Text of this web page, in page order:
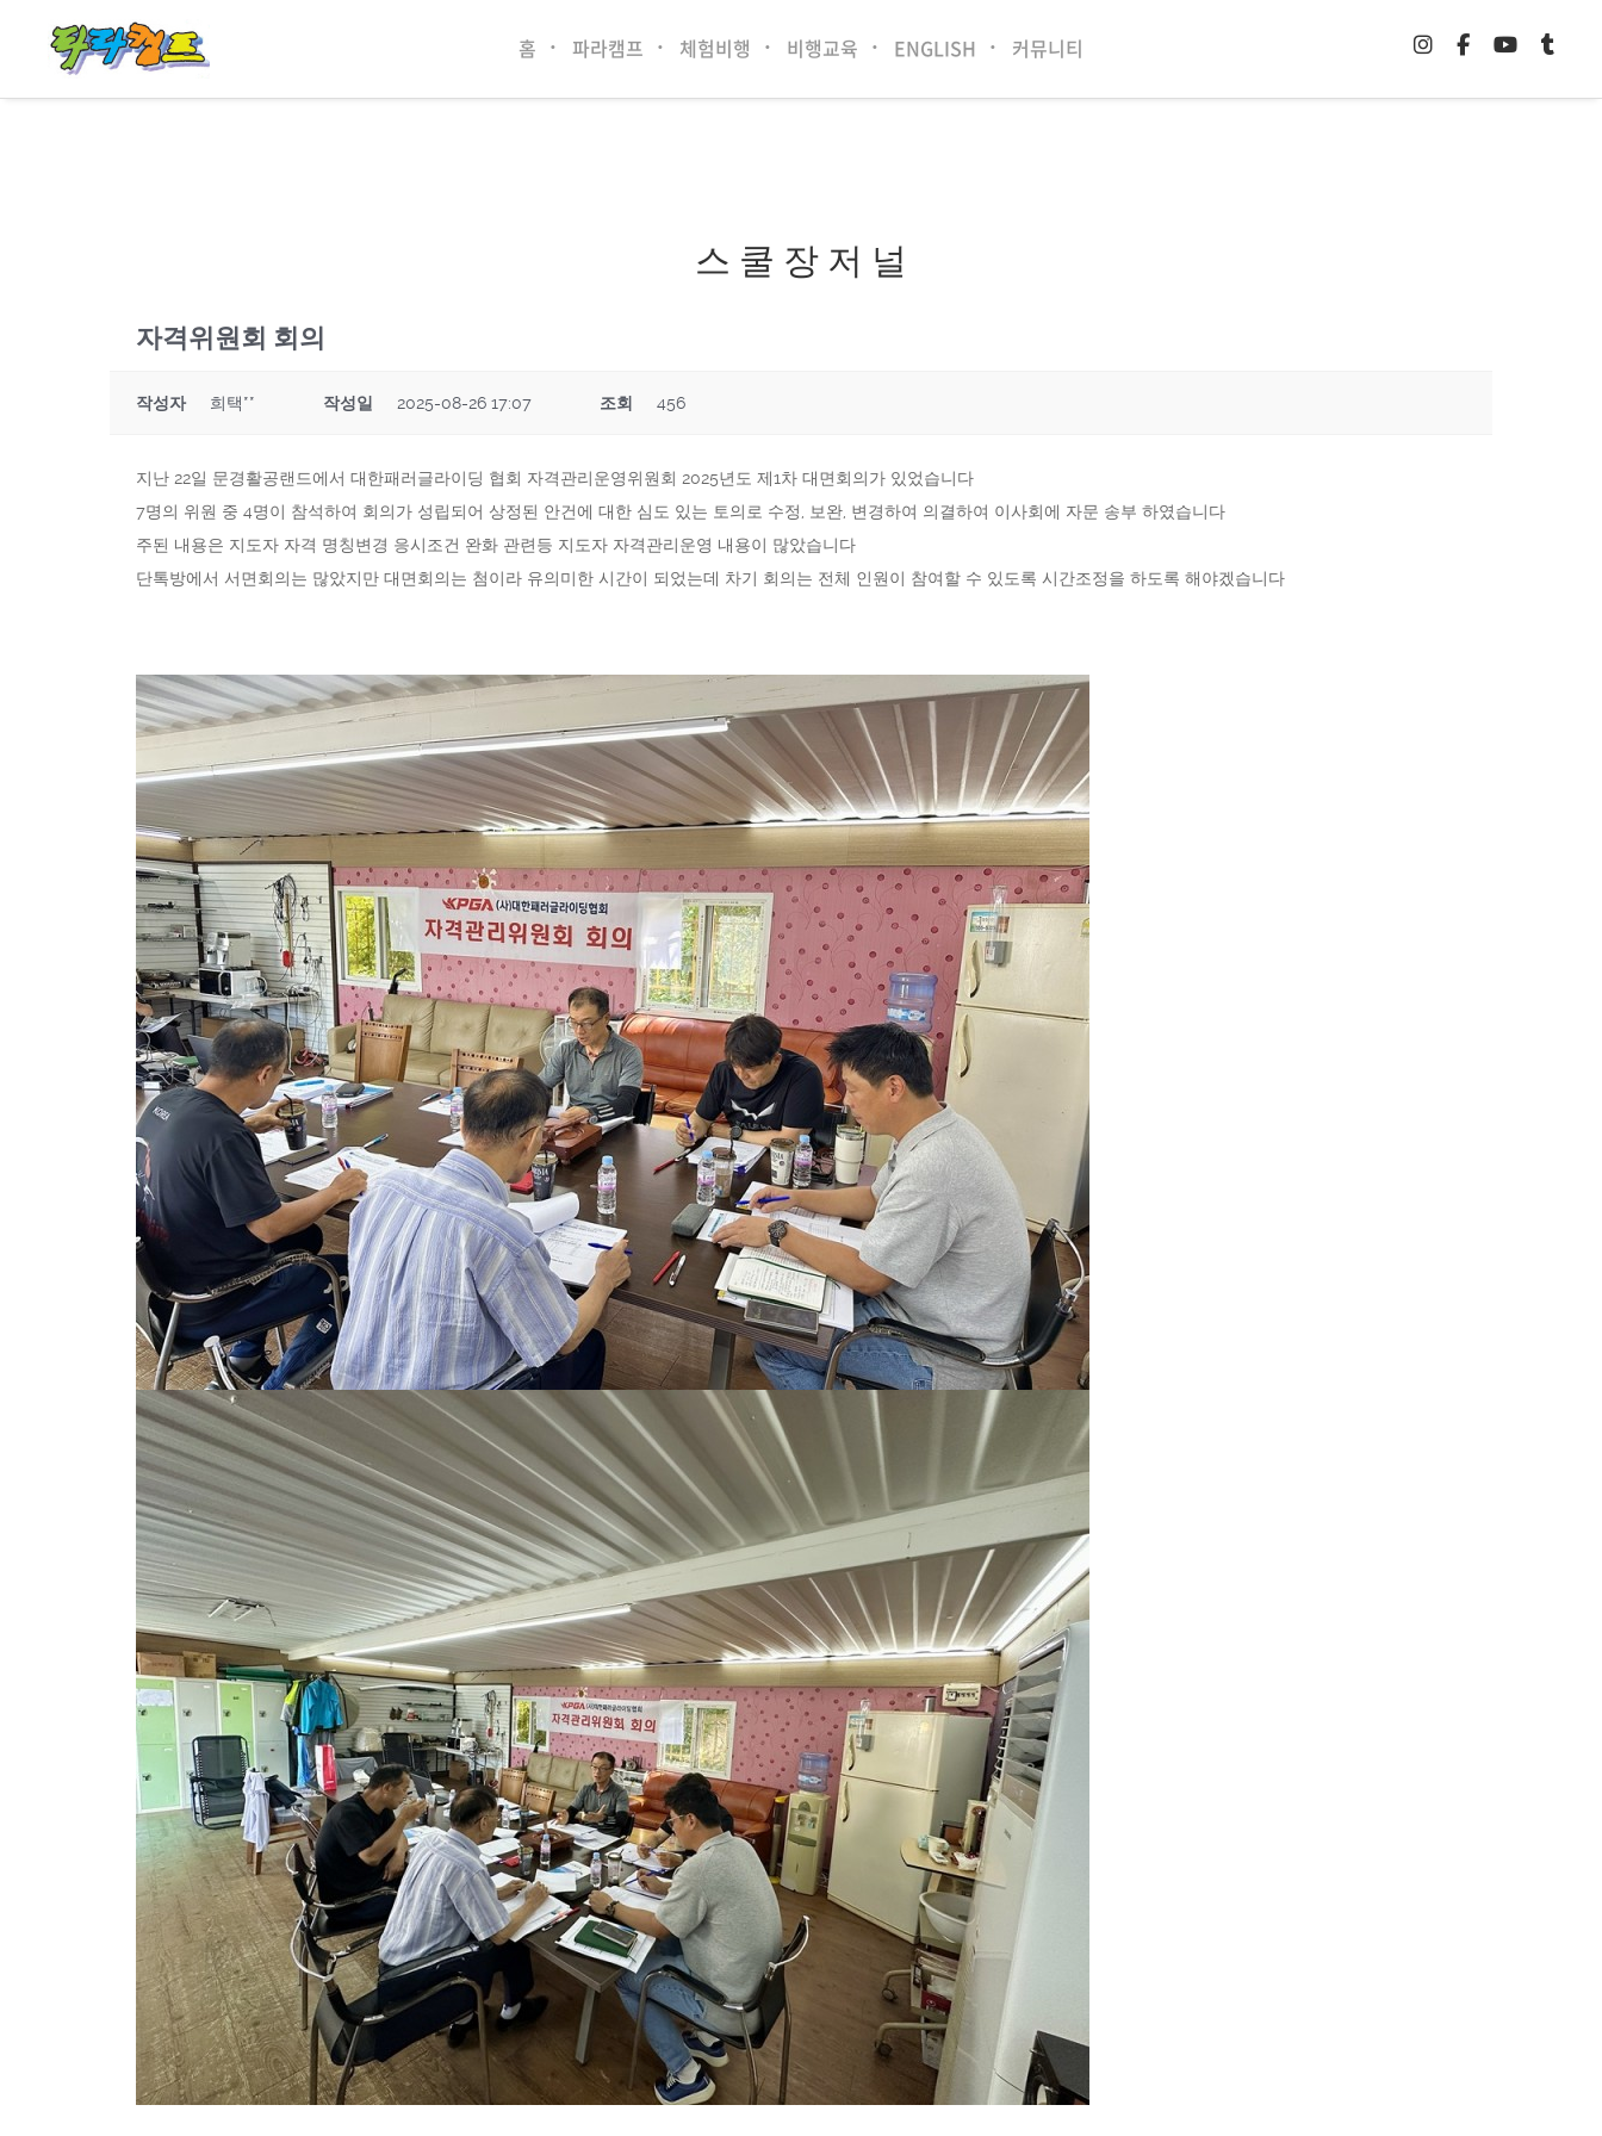
홈 파라캠프 체험비행 비행교육 ENGLISH 커뮤니티
스 쿨 장 저 널
자격위원회 회의
작성자 희택** 작성일 2025-08-26 17:07 조회 456
지난 22일 문경활공랜드에서 대한패러글라이딩 협회 자격관리운영위원회 2025년도 제1차 대면회의가 있었습니다
7명의 위원 중 4명이 참석하여 회의가 성립되어 상정된 안건에 대한 심도 있는 토의로 수정, 보완, 변경하여 의결하여 이사회에 자문 송부 하였습니다
주된 내용은 지도자 자격 명칭변경 응시조건 완화 관련등 지도자 자격관리운영 내용이 많았습니다
단톡방에서 서면회의는 많았지만 대면회의는 첨이라 유의미한 시간이 되었는데 차기 회의는 전체 인원이 참여할 수 있도록 시간조정을 하도록 해야겠습니다